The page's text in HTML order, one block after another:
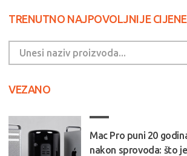
TRENUTNO NAJPOVOLJNIJE
VEZANO
Mac Pro puni 20
nakon sprovoda: što